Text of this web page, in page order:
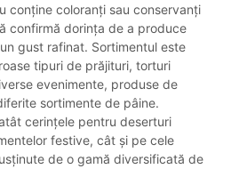
conține coloranți sau conservanți
confirmă dorința de a produce
gust rafinat. Sortimentul este
tipuri de prăjituri, torturi
evenimente, produse de
sortimente de pâine.
cerințele pentru deserturi
festive, cât și pe cele
de o gamă diversificată de